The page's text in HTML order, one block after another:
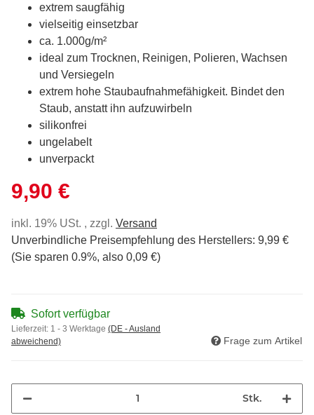
extrem saugfähig
vielseitig einsetzbar
ca. 1.000g/m²
ideal zum Trocknen, Reinigen, Polieren, Wachsen
und Versiegeln
extrem hohe Staubaufnahmefähigkeit. Bindet den
Staub, anstatt ihn aufzuwirbeln
silikonfrei
ungelabelt
unverpackt
9,90 €
inkl. 19% USt. , zzgl. Versand
Unverbindliche Preisempfehlung des Herstellers: 9,99 €
(Sie sparen 0.9%, also 0,09 €)
Sofort verfügbar
Lieferzeit: 1 - 3 Werktage (DE - Ausland
abweichend)
Frage zum Artikel
Stk.